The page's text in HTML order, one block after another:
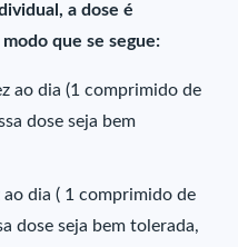
a dose é
que se segue:
ao dia (1 comprimido de
dose seja bem
ao dia ( 1 comprimido de
dose seja bem tolerada,